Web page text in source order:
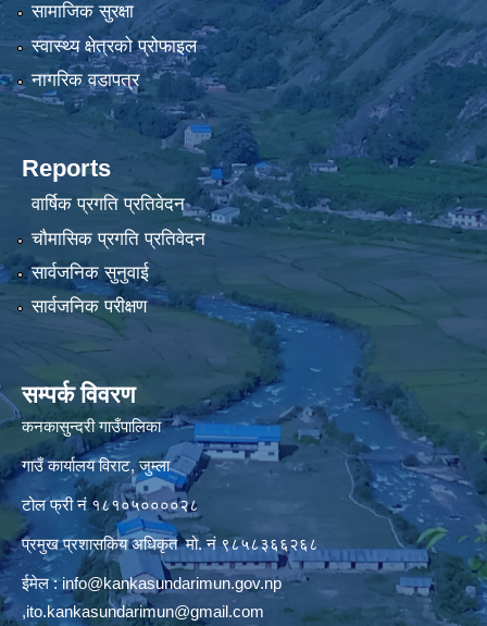
सामाजिक सुरक्षा
स्वास्थ्य क्षेत्रको प्रोफाइल
नागरिक वडापत्र
Reports
वार्षिक प्रगति प्रतिवेदन
चौमासिक प्रगति प्रतिवेदन
सार्वजनिक सुनुवाई
सार्वजनिक परीक्षण
सम्पर्क विवरण
कनकासुन्दरी गाउँपालिका
गाउँ कार्यालय विराट, जुम्ला
टोल फ्री नं १८१०५००००२८
प्रमुख प्रशासकिय अधिकृत मो. नं ९८५८३६६२६८
ईमेल :info@kankasundarimun.gov.np
,ito.kankasundarimun@gmail.com